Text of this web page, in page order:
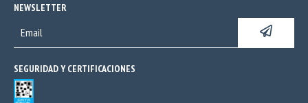
NEWSLETTER
SEGURIDAD Y CERTIFICACIONES